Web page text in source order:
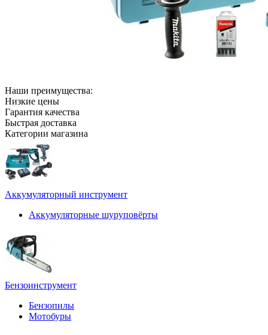
Наши преимущества:
Низкие цены
Гарантия качества
Быстрая доставка
Категории магазина
Аккумуляторный инструмент
Аккумуляторные шуруповёрты
Бензоинструмент
Бензопилы
Мотобуры